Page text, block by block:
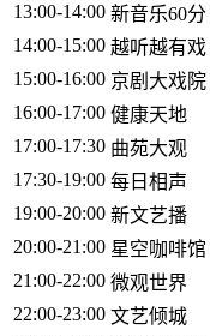
13:00-14:00 新音乐60分
14:00-15:00 越听越有戏
15:00-16:00 京剧大戏院
16:00-17:00 健康天地
17:00-17:30 曲苑大观
17:30-19:00 每日相声
19:00-20:00 新文艺播
20:00-21:00 星空咖啡馆
21:00-22:00 微观世界
22:00-23:00 文艺倾城